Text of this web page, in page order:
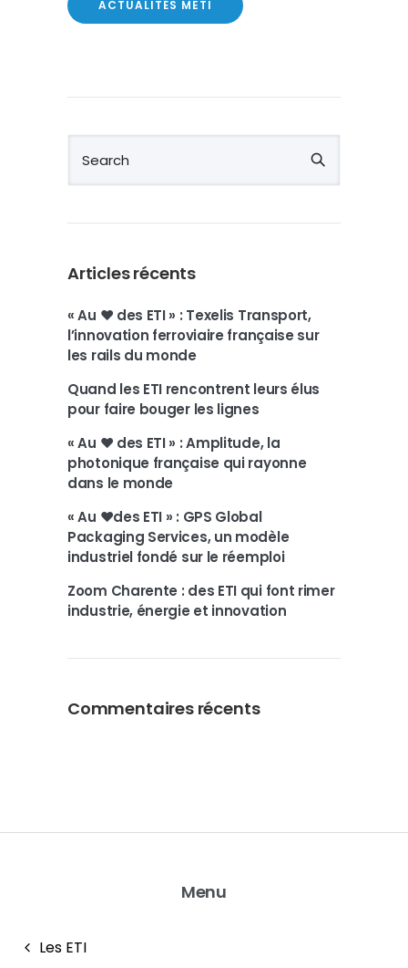
ACTUALITÉS METI
Articles récents
« Au ❤️ des ETI » : Texelis Transport,
l’innovation ferroviaire française sur
les rails du monde
Quand les ETI rencontrent leurs élus
pour faire bouger les lignes
« Au ❤️ des ETI » : Amplitude, la
photonique française qui rayonne
dans le monde
« Au ❤️des ETI » : GPS Global
Packaging Services, un modèle
industriel fondé sur le réemploi
Zoom Charente : des ETI qui font rimer
industrie, énergie et innovation
Commentaires récents
Menu
Les ETI